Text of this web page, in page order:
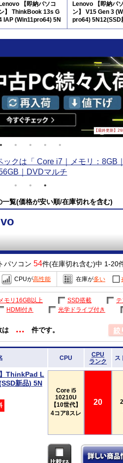
Lenovo 【即納パソコ
】 ThinkBook 13s G
IAP (Win11pro64) 5N
Lenovo 【即納パ
ン】 V15 Gen 3
pro64) 5N12(SSD
※テンキー付
【最終更新】
覧(価格が安い順/在庫切れを含む)
パソコン 54件(在庫切れ含む)中 1-20
CPUが高性能 在庫が多い
モリ16GB以上 SSD搭載
テ
HDMI付き 光学ドライブ付き
は ... 件です。
CPU
CPU
ランク
ス
ThinkPad L
新品) 5N
Core i5
10210U
【10世代】
4コア8スレ
20